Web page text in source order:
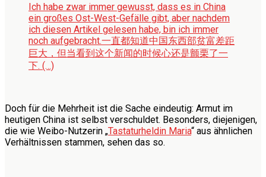
Ich habe zwar immer gewusst, dass es in China
ein großes Ost-West-Gefälle gibt, aber nachdem
ich diesen Artikel gelesen habe, bin ich immer
noch aufgebracht.一直都知道中国东西部贫富差距
巨大，但当看到这个新闻的时候心还是颤栗了一
下. (…)
Doch für die Mehrheit ist die Sache eindeutig: Armut im
heutigen China ist selbst verschuldet. Besonders, diejenigen,
die wie Weibo-Nutzerin „Tastaturheldin Maria“ aus ähnlichen
Verhältnissen stammen, sehen das so.